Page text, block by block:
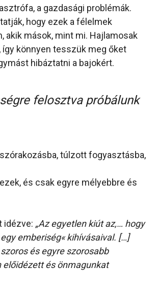
a gazdasági problémák.
hogy ezek a félelmek
mások, mint mi. Hajlamosak
így könnyen tesszük meg őket
hibáztatni a bajokért.
felosztva próbálunk
túlzott fogyasztásba,
és csak egyre mélyebbre és
idézve: „Az egyetlen kiút az,… hogy
emberiség« kihívásaival. […]
és egyre szorosabb
előidézett és önmagunkat